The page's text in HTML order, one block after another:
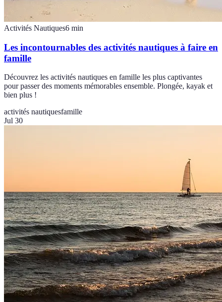
Activités Nautiques6 min
Les incontournables des activités nautiques à faire en
famille
Découvrez les activités nautiques en famille les plus captivantes
pour passer des moments mémorables ensemble. Plongée, kayak et
bien plus !
activités nautiquesfamille
Jul 30